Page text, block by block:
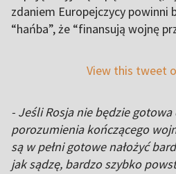
zdaniem Europejczycy powinni
“hańba”, że “finansują wojnę
View this tweet
- Jeśli Rosja nie będzie gotowa
porozumienia kończącego
są w pełni gotowe nałożyć
jak sądzę, bardzo szybko